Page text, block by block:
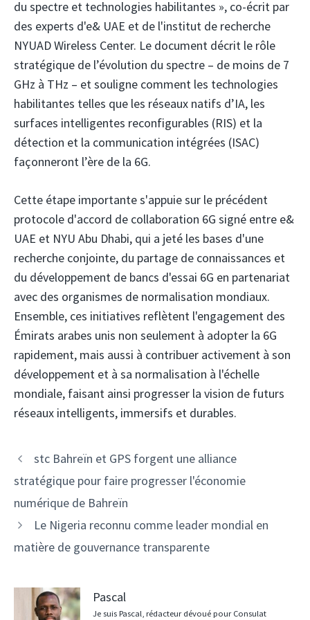
du spectre et technologies habilitantes », co-écrit par
des experts d'e& UAE et de l'institut de recherche
NYUAD Wireless Center. Le document décrit le rôle
stratégique de l’évolution du spectre – de moins de 7
GHz à THz – et souligne comment les technologies
habilitantes telles que les réseaux natifs d’IA, les
surfaces intelligentes reconfigurables (RIS) et la
détection et la communication intégrées (ISAC)
façonneront l’ère de la 6G.
Cette étape importante s'appuie sur le précédent
protocole d'accord de collaboration 6G signé entre e&
UAE et NYU Abu Dhabi, qui a jeté les bases d'une
recherche conjointe, du partage de connaissances et
du développement de bancs d'essai 6G en partenariat
avec des organismes de normalisation mondiaux.
Ensemble, ces initiatives reflètent l'engagement des
Émirats arabes unis non seulement à adopter la 6G
rapidement, mais aussi à contribuer activement à son
développement et à sa normalisation à l'échelle
mondiale, faisant ainsi progresser la vision de futurs
réseaux intelligents, immersifs et durables.
Navigation
des
articles
stc Bahreïn et GPS forgent une alliance
stratégique pour faire progresser l'économie
numérique de Bahreïn
Le Nigeria reconnu comme leader mondial en
matière de gouvernance transparente
Pascal
Je suis Pascal, rédacteur dévoué pour Consulat